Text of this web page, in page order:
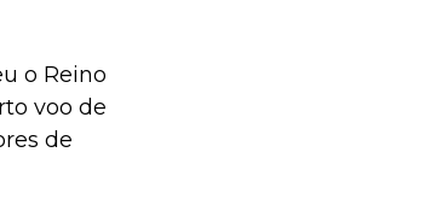
o Reino
voo de
de